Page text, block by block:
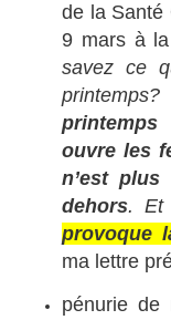
de la Santé
9 mars à
savez ce
ouvre les
n’est
dehors. Et
provoque
ma lettre
pénurie de